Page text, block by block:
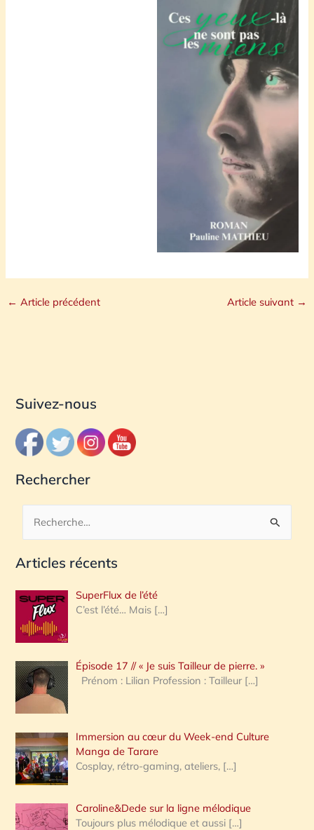
← Article précédent Article suivant →
Suivez-nous
Rechercher
c
e
r
c
h
e
:
Articles récents
SuperFlux de l’été
C’est l’été… Mais […]
Épisode 17 // « Je suis Tailleur de pierre. »
Prénom : Lilian Profession : Tailleur […]
Immersion au cœur du Week-end Culture
Manga de Tarare
Cosplay, rétro-gaming, ateliers, […]
Caroline&Dede sur la ligne mélodique
Toujours plus mélodique et aussi […]